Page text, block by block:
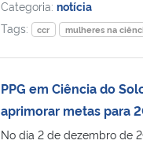
Categoria: notícia
Tags:
ccr mulheres na
PPG em Ciência do
aprimorar metas para
No dia 2 de dezembro de